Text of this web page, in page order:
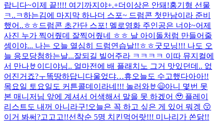
랍니다~이제 끝!!!! 여기까지야+.+더이상은 안돼!홍기형 선물
ㅋ..ㅋ하는김에 마지막 하나더 스포~ 드럼콘 첫만남이라 준비
했어..ㅎㅎ 드럼콘 초간단 스포! 멜로영화 주인공은 너야~어제
사진 누가 찍어줬데 잘찍어줬네 ㅎㅎ 날 아이돌처럼 만들어줄
셈이야... 나는 오늘 열심히 드럼연습날!!ㅎㅎ굿모닝!!! 나도 오
늘 응모당첨하는날...잘되길 빌어주라 ㅋㅋㅋㅋ 이따 뮤지컬에
서 만나🤘 이디야님.. 얼마전에 배 플래치노 그거 맛있던데.. 없
어진거죠?ㅜ똑땅하답니다울었댜…휴오늘도 수고했다아아!!
목요일 토요일도 커튼콜데이라네!!! 놀러와🤘😄아니 몇번 못
본 매니저님 앞에 계셔서 어색해서 말을 못 하겠어 🥹 플레이
리스트도 내꺼 아니라구!오늘은 꼭 하고 싶은 게 있어 뭐겡 😗
이거 봐써?고고고!!선착순 5명 치킨먹어랏!!! 미나리가 쏜닭!!